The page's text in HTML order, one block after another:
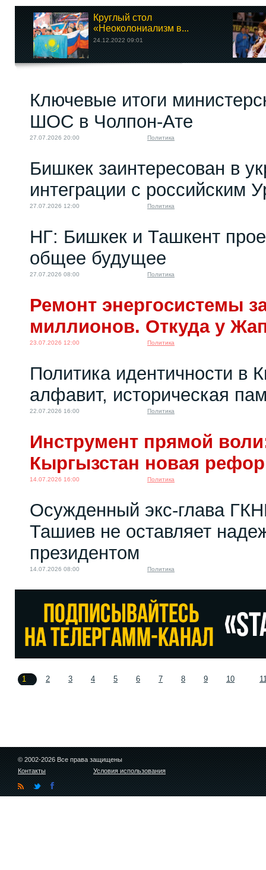
Круглый стол
«Неоколониализм в...
24.12.2022 09:01
Ключевые итоги
ШОС в Чолпон-Ате
27.07.2026 20:00 Политика
Бишкек заинтересован в
интеграции с российским
27.07.2026 12:00 Политика
НГ: Бишкек и Ташкент
общее будущее
27.07.2026 08:00 Политика
Ремонт энергосистемы
миллионов. Откуда у
23.07.2026 12:00 Политика
Политика идентичности в
алфавит, историческая
22.07.2026 16:00 Политика
Инструмент прямой
Кыргызстан новая
14.07.2026 16:00 Политика
Осужденный экс-глава
Ташиев не оставляет
президентом
14.07.2026 08:00 Политика
1 2 3 4 5 6 7 8 9 10
© 2002-2026 Все права защищены
Контакты
Условия использования